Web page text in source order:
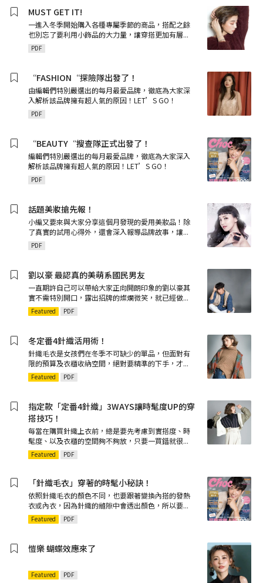
MUST GET IT!
一進入冬季開始購入各種專屬季節的商品，搭配之餘
也別忘了要利用小飾品的大力量，讓穿搭更加有層...
PDF
“FASHION“探險隊出發了！
由編輯們特別嚴選出的每月最愛品牌，徹底為大家深
入解析該品牌擁有超人氣的原因！LET’S GO！
PDF
“BEAUTY“搜查隊正式出發了！
編輯們特別嚴選出的每月最愛品牌，徹底為大家深入
解析該品牌擁有超人氣的原因！LET’S GO！
PDF
話題美妝搶先報！
小編又要來與大家分享這個月發現的愛用美妝品！除
了真實的試用心得外，還會深入報導品牌故事，讓...
PDF
劉以豪 最認真的美萌系國民男友
一直期許自己可以帶給大家正向開朗印象的劉以豪其
實不需特別開口，露出招牌的燦爛微笑，就已經做...
Featured PDF
冬定番4針織活用術！
針織毛衣是女孩們在冬季不可缺少的單品，但面對有
限的預算及衣櫃收納空間，絕對要精準的下手，才...
Featured PDF
指定款「定番4針織」3WAYS讓時髦度UP的穿
搭技巧！
每當在購買針織上衣前，總是要先考慮到實搭度、時
髦度、以及衣櫃的空間夠不夠放，只要一買錯就很...
Featured PDF
「針織毛衣」穿著的時髦小秘訣！
依照針織毛衣的顏色不同，也要跟著變換內搭的發熱
衣或內衣，因為針織的縫隙中會透出顏色，所以要...
Featured PDF
愷樂 蝴蝶效應來了
Featured PDF